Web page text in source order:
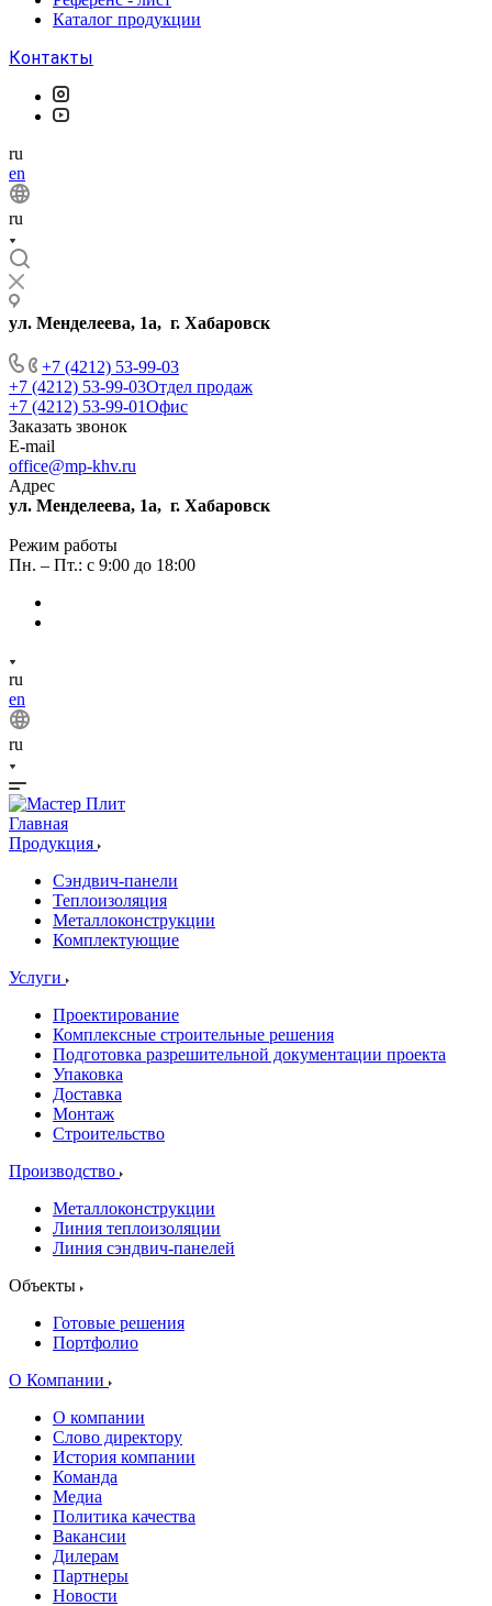
Каталог продукции
Контакты
ru
en
ru
ул. Менделеева, 1а, г. Хабаровск
+7 (4212) 53-99-03
+7 (4212) 53-99-03Отдел продаж
+7 (4212) 53-99-01Офис
Заказать звонок
E-mail
office@mp-khv.ru
Адрес
ул. Менделеева, 1а, г. Хабаровск
Режим работы
Пн. – Пт.: с 9:00 до 18:00
ru
en
ru
Главная
Продукция
Сэндвич-панели
Теплоизоляция
Металлоконструкции
Комплектующие
Услуги
Проектирование
Комплексные строительные решения
Подготовка разрешительной документации проекта
Упаковка
Доставка
Монтаж
Строительство
Производство
Металлоконструкции
Линия теплоизоляции
Линия сэндвич-панелей
Объекты
Готовые решения
Портфолио
О Компании
О компании
Слово директору
История компании
Команда
Медиа
Политика качества
Вакансии
Дилерам
Партнеры
Новости